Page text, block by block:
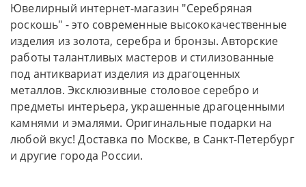
Ювелирный интернет-магазин "Серебряная
роскошь" - это современные высококачественные
изделия из золота, серебра и бронзы. Авторские
работы талантливых мастеров и стилизованные
под антиквариат изделия из драгоценных
металлов. Эксклюзивные столовое серебро и
предметы интерьера, украшенные драгоценными
камнями и эмалями. Оригинальные подарки на
любой вкус! Доставка по Москве, в Санкт-Петербург
и другие города России.